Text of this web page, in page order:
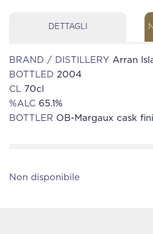
DETTAGLI
BRAND / DISTILLERY Arran
BOTTLED 2004
CL 70cl
%ALC 65.1%
BOTTLER OB-Margaux cask
Non disponibile